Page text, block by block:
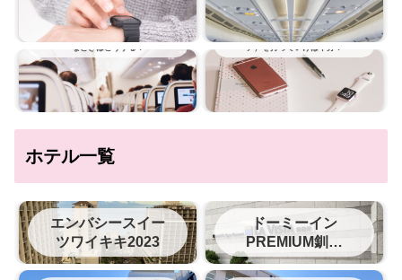
飛行機に乗っているときの大ピンチ！こん
なときはどうする？
旅行にApple Watch（アップル ウオッ
チ）を持っていけば十分？
ホテル一覧
エンバシースイー
ツワイキキ2023
ドーミーイン
PREMIUM釧路
（旧ラビスタ釧路